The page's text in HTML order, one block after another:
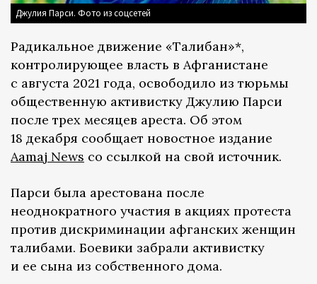
Джулия Парси. Фото из соцсетей
Радикальное движение «Талибан»*,
контролирующее власть в Афганистане
с августа 2021 года, освободило из тюрьмы
общественную активистку Джулию Парси
после трех месяцев ареста. Об этом
18 декабря сообщает новостное издание
Aamaj News со ссылкой на свой источник.
Парси была арестована после
неоднократного участия в акциях протеста
против дискриминации афганских женщин
талибами. Боевики забрали активистку
и ее сына из собственного дома.